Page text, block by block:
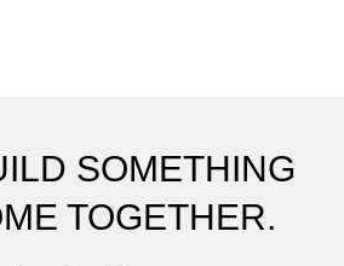
SOMETHING
TOGETHER.